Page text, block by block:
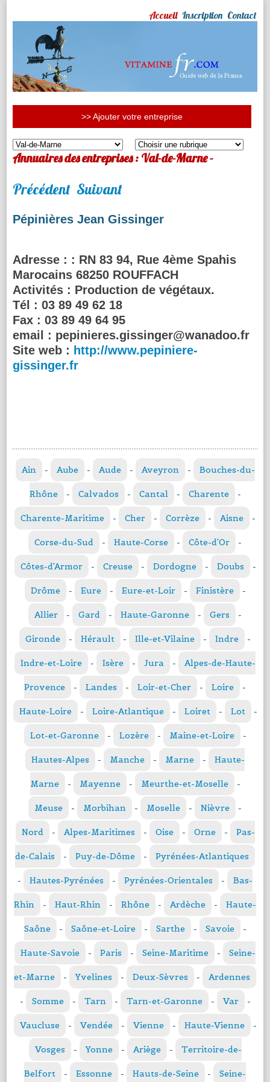
Accueil Inscription Contact
>> Ajouter votre entreprise
Annuaires des entreprises : Val-de-Marne -
Précédent Suivant
Pépinières Jean Gissinger
Adresse : : RN 83 94, Rue 4ème Spahis
Marocains 68250 ROUFFACH
Activités : Production de végétaux.
Tél : 03 89 49 62 18
Fax : 03 89 49 64 95
email : pepinieres.gissinger@wanadoo.fr
Site web : http://www.pepiniere-
gissinger.fr
Ain - Aube - Aude - Aveyron - Bouches-du-
Rhône - Calvados - Cantal - Charente -
Charente-Maritime - Cher - Corrèze - Aisne -
Corse-du-Sud - Haute-Corse - Côte-d'Or -
Côtes-d'Armor - Creuse - Dordogne - Doubs -
Drôme - Eure - Eure-et-Loir - Finistère -
Allier - Gard - Haute-Garonne - Gers -
Gironde - Hérault - Ille-et-Vilaine - Indre -
Indre-et-Loire - Isère - Jura - Alpes-de-Haute-
Provence - Landes - Loir-et-Cher - Loire -
Haute-Loire - Loire-Atlantique - Loiret - Lot -
Lot-et-Garonne - Lozère - Maine-et-Loire -
Hautes-Alpes - Manche - Marne - Haute-
Marne - Mayenne - Meurthe-et-Moselle -
Meuse - Morbihan - Moselle - Nièvre -
Nord - Alpes-Maritimes - Oise - Orne - Pas-
de-Calais - Puy-de-Dôme - Pyrénées-Atlantiques
- Hautes-Pyrénées - Pyrénées-Orientales - Bas-
Rhin - Haut-Rhin - Rhône - Ardèche - Haute-
Saône - Saône-et-Loire - Sarthe - Savoie -
Haute-Savoie - Paris - Seine-Maritime - Seine-
et-Marne - Yvelines - Deux-Sèvres - Ardennes
- Somme - Tarn - Tarn-et-Garonne - Var -
Vaucluse - Vendée - Vienne - Haute-Vienne -
Vosges - Yonne - Ariège - Territoire-de-
Belfort - Essonne - Hauts-de-Seine - Seine-